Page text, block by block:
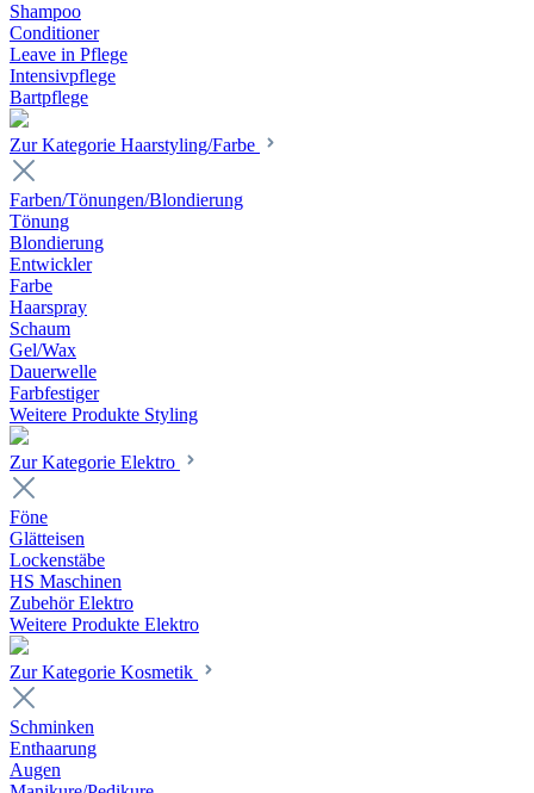
Shampoo
Conditioner
Leave in Pflege
Intensivpflege
Bartpflege
Zur Kategorie Haarstyling/Farbe
Farben/Tönungen/Blondierung
Tönung
Blondierung
Entwickler
Farbe
Haarspray
Schaum
Gel/Wax
Dauerwelle
Farbfestiger
Weitere Produkte Styling
Zur Kategorie Elektro
Föne
Glätteisen
Lockenstäbe
HS Maschinen
Zubehör Elektro
Weitere Produkte Elektro
Zur Kategorie Kosmetik
Schminken
Enthaarung
Augen